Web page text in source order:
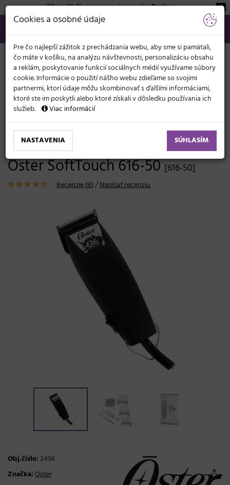
Zľava 20 %na pánsku kozmetikuBeviro!
02/21 201 099
info@svetkadernictva.sk
Po−pia: 8−17
Všetko o nákupe €
KATEGÓRIE
MENU
Elektronika Strojčeky Pre profesionálne použitie
Profesionálny strojček na vlasy
Oster SoftTouch 616-50 [616-50]
Recenzie (8)/Napísať recenziu
Obj.číslo:2496
Značka:Oster
Cookies a osobné údaje
Pre čo najlepší zážitok z prechádzania webu, aby sme si pamätali,
čo máte v košíku, na analýzu návštevnosti, personalizáciu obsahu
a reklám, poskytovanie funkcií sociálnych médií využívame súbory
cookie. Informácie o použití nášho webu zdieľame so svojimi
partnermi, ktorí údaje môžu skombinovať s ďalšími informáciami,
ktoré ste im poskytli alebo ktoré získali v dôsledku používania ich
služieb.
Viac informácií
NASTAVENIA SÚHLASÍM